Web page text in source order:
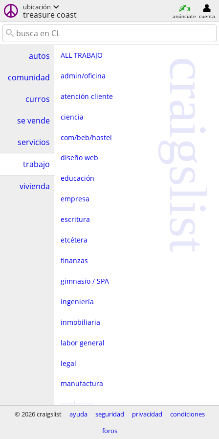
ubicación
treasure coast anúnciate cuenta
autos
comunidad
curros
se vende
servicios
trabajo
vivienda
ALL TRABAJO
admin/oficina
atención cliente
ciencia
com/beb/hostel
diseño web
educación
empresa
escritura
etcétera
finanzas
gimnasio / SPA
ingeniería
inmobiliaria
labor general
legal
manufactura
marketing
craigslist
© 2026 craigslist ayuda seguridad privacidad
condiciones
foros